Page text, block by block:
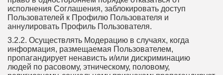
исполнения Соглашения, заблокировать доступ
Пользователей к Профилю Пользователя и
аннулировать Профиль Пользователя.
3.2.2. Осуществлять Модерацию в случаях, когда
информация, размещаемая Пользователем,
пропагандирует ненависть и/или дискриминацию
людей по расовому, этническому, половому,